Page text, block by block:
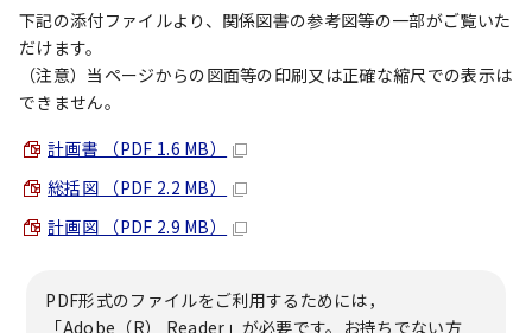
下記の添付ファイルより、関係図書の参考図等の一部がご覧いた
だけます。
（注意）当ページからの図面等の印刷又は正確な縮尺での表示は
できません。
計画書 （PDF 1.6 MB）
総括図 （PDF 2.2 MB）
計画図 （PDF 2.9 MB）
PDF形式のファイルをご利用するためには，
「Adobe（R） Reader」が必要です。お持ちでない方